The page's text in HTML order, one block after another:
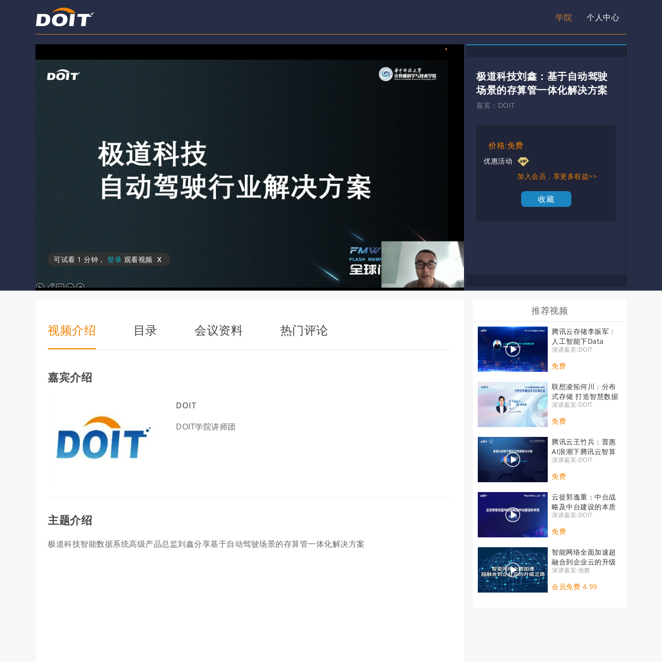
学院 个人中心
可试看 1 分钟 ， 登录 观看视频 x
极道科技刘鑫：基于自动驾驶
场景的存算管一体化解决方案
嘉宾： DOIT
价格:免费
优惠活动
加入会员，享更多权益>>
收藏
视频介绍 目录 会议资料 热门评论
嘉宾介绍
DOIT
DOIT学院讲师团
主题介绍
极道科技智能数据系统高级产品总监刘鑫分享基于自动驾驶场景的存算管一体化解决方案
推荐视频
腾讯云存储李振军：
人工智能下Data
Platform的构建和应
用
演讲嘉宾:DOIT
免费
联想凌拓何川：分布
式存储 打造智慧数据
底座
演讲嘉宾:DOIT
免费
腾讯云王竹兵：普惠
AI浪潮下腾讯云智算
解决方案
演讲嘉宾:DOIT
免费
云徙郭逸重：中台战
略及中台建设的本质
演讲嘉宾:DOIT
免费
智能网络全面加速超
融合到企业云的升级
之路
演讲嘉宾:张辉
会员免费 4.99